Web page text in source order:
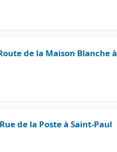
de la Maison Blanche à
de la Poste à Saint-Paul